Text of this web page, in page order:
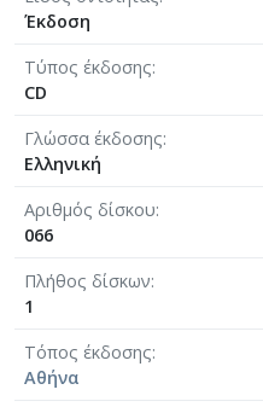
Έκδοση
Τύπος έκδοσης
CD
Γλώσσα έκδοσης
Ελληνική
Αριθμός δίσκου
066
Πλήθος δίσκων
1
Τόπος έκδοσης
Αθήνα